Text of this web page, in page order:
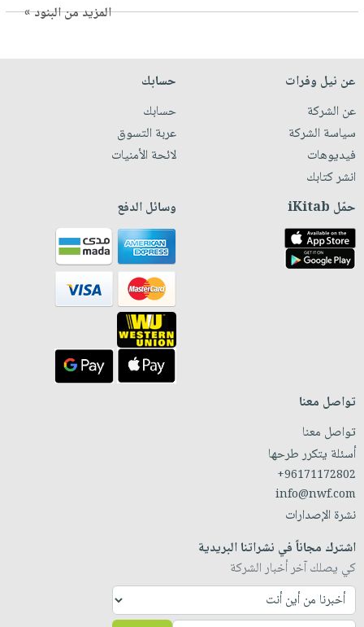
المزيد من البنود »
عن نيل وفرات
عن الشركة
سياسة الشركة
فيديوهات
انشر كتابك
حسابك
حسابك
عربة التسوق
لائحة الأمنيات
حمّل iKitab وسائل الدفع
تواصل معنا
تواصل معنا
أسئلة يتكرر طرحها
+96171172802
info@nwf.com
نشرة الإصدارات
اشترك مجاناً في نشراتنا البريدية
كي يصلك آخر أخبار الشركة